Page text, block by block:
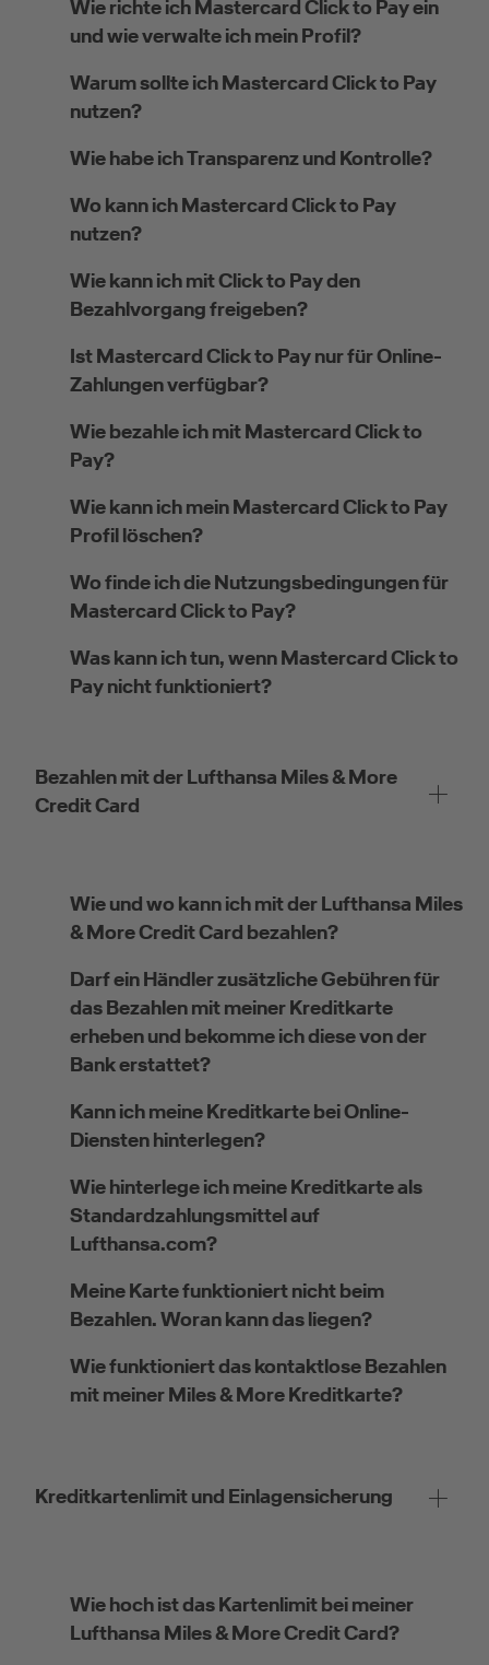
Wie richte ich Mastercard Click to Pay ein
und wie verwalte ich mein Profil?
Warum sollte ich Mastercard Click to Pay
nutzen?
Wie habe ich Transparenz und Kontrolle?
Wo kann ich Mastercard Click to Pay
nutzen?
Wie kann ich mit Click to Pay den
Bezahlvorgang freigeben?
Ist Mastercard Click to Pay nur für Online-
Zahlungen verfügbar?
Wie bezahle ich mit Mastercard Click to
Pay?
Wie kann ich mein Mastercard Click to Pay
Profil löschen?
Wo finde ich die Nutzungsbedingungen für
Mastercard Click to Pay?
Was kann ich tun, wenn Mastercard Click to
Pay nicht funktioniert?
Bezahlen mit der Lufthansa Miles & More
Credit Card
Wie und wo kann ich mit der Lufthansa Miles
& More Credit Card bezahlen?
Darf ein Händler zusätzliche Gebühren für
das Bezahlen mit meiner Kreditkarte
erheben und bekomme ich diese von der
Bank erstattet?
Kann ich meine Kreditkarte bei Online-
Diensten hinterlegen?
Wie hinterlege ich meine Kreditkarte als
Standardzahlungsmittel auf
Lufthansa.com?
Meine Karte funktioniert nicht beim
Bezahlen. Woran kann das liegen?
Wie funktioniert das kontaktlose Bezahlen
mit meiner Miles & More Kreditkarte?
Kreditkartenlimit und Einlagensicherung
Wie hoch ist das Kartenlimit bei meiner
Lufthansa Miles & More Credit Card?